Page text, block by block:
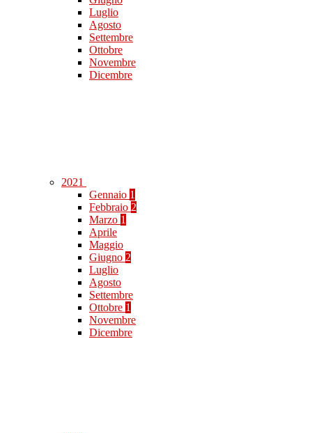
Luglio
Agosto
Settembre
Ottobre
Novembre
Dicembre
2021
Gennaio 1
Febbraio 2
Marzo 1
Aprile
Maggio
Giugno 2
Luglio
Agosto
Settembre
Ottobre 1
Novembre
Dicembre